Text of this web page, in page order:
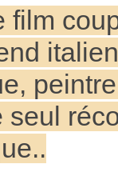
film
seul